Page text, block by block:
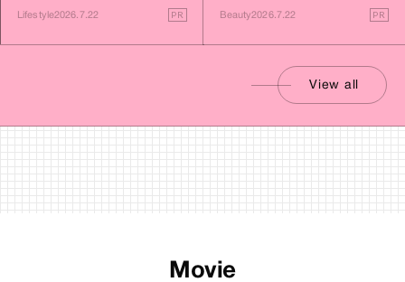
Lifestyle2026.7.22 PR Beauty2026.7.22 PR
View all
Movie